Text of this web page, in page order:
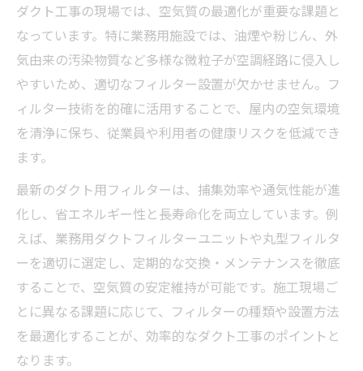
ダクト工事の現場では、空気質の最適化が重要な課題と
なっています。特に業務用施設では、油煙や粉じん、外
気由来の汚染物質など多様な微粒子が空調経路に侵入し
やすいため、適切なフィルター設置が欠かせません。フ
ィルター技術を的確に活用することで、屋内の空気環境
を清浄に保ち、従業員や利用者の健康リスクを低減でき
ます。
最新のダクト用フィルターは、捕集効率や通気性能が進
化し、省エネルギー性と長寿命化を両立しています。例
えば、業務用ダクトフィルターユニットや丸型フィルタ
ーを適切に選定し、定期的な交換・メンテナンスを徹底
することで、空気質の安定維持が可能です。施工現場ご
とに異なる課題に応じて、フィルターの種類や設置方法
を最適化することが、効率的なダクト工事のポイントと
なります。